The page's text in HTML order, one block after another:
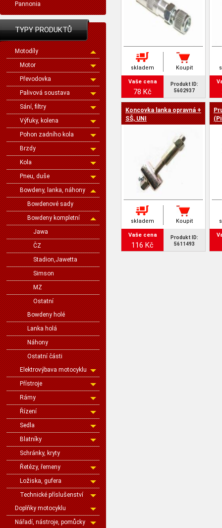
Pannonia
TYPY PRODUKTŮ
Motodíly
Motor
Převodovka
Palivová soustava
Sání, filtry
Výfuky, kolena
Pohon zadního kola
Brzdy
Kola
Pneu, duše
Bowdeny, lanka, náhony
Bowdenové sady
Bowdeny kompletní
Jawa
ČZ
Stadion,Jawetta
Simson
MZ
Ostatní
Bowdeny holé
Lanka holá
Náhony
Ostatní části
Elektrovýbava motocyklu
Přístroje
Rámy
Řízení
Sedla
Blatníky
Schránky, kryty
Řetězy, řemeny
Ložiska, gufera
Technické příslušenství
Doplňky motocyklu
Nářadí, nástroje, pomůcky
skladem Koupit
Vaše cena
78 Kč
Produkt ID:
5602937
Koncovka lanka opravná +
SŠ, UNI
skladem Koupit
Vaše cena
116 Kč
Produkt ID:
5611493